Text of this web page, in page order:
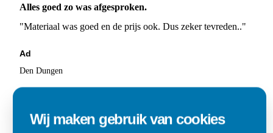
Alles goed zo was afgesproken.
"Materiaal was goed en de prijs ook. Dus zeker tevreden.."
Ad
Den Dungen
Wij maken gebruik van cookies